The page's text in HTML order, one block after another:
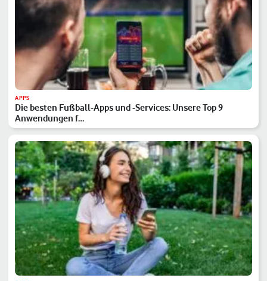
APPS
Die besten Fußball-Apps und -Services: Unsere Top 9
Anwendungen f…